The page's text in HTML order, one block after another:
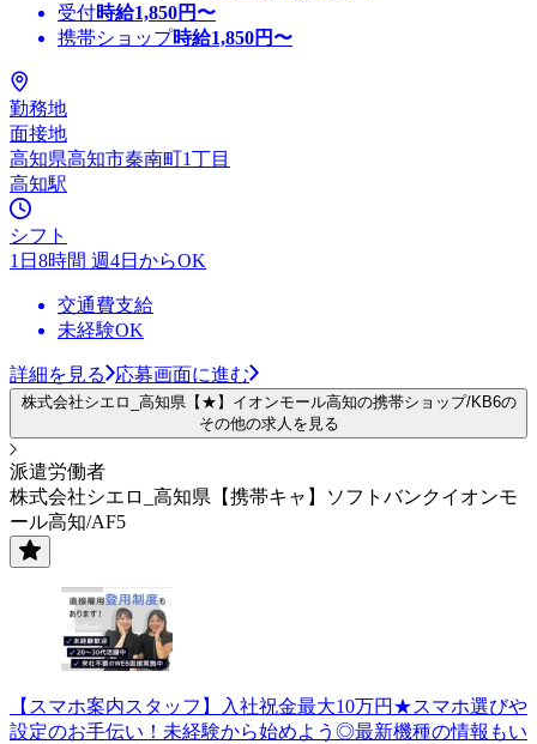
受付時給1,850円〜
携帯ショップ時給1,850円〜
勤務地
面接地
高知県高知市秦南町1丁目
高知駅
シフト
1日8時間 週4日からOK
交通費支給
未経験OK
詳細を見る 応募画面に進む
株式会社シエロ_高知県【★】イオンモール高知の携帯ショップ/KB6の
その他の求人を見る
派遣労働者
株式会社シエロ_高知県【携帯キャ】ソフトバンクイオンモ
ール高知/AF5
【スマホ案内スタッフ】入社祝金最大10万円★スマホ選びや
設定のお手伝い！未経験から始めよう◎最新機種の情報もい